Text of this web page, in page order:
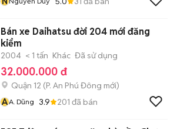
Bán xe Daihatsu đời 204 mới đăng
kiểm
2004 < 1 tấn Khác Đã sử dụng
32.000.000 đ
Quận 12 (P. An Phú Đông mới)
AA. Dũng 3.9 201 đã bán